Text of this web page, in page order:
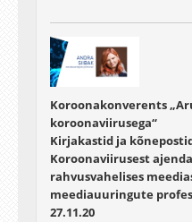
Koroonakonverents
koroonaviirusega“
Kirjakastid ja
Koroonaviirusest
rahvusvahelises
meediauuringute
27.11.20